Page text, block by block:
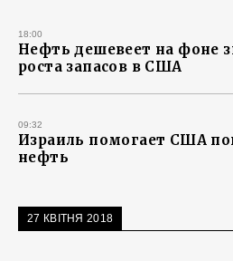
18:00
Нефть дешевеет на фоне
роста запасов в США
09:32
Израиль помогает США
нефть
27 КВІТНЯ 2018